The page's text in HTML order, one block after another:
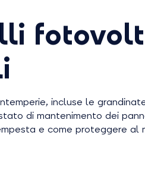
incluse le
di mantenimento dei
e come proteggere al